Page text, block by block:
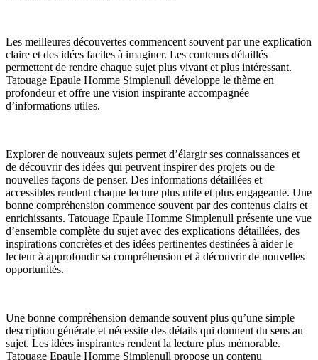
Les meilleures découvertes commencent souvent par une explication
claire et des idées faciles à imaginer. Les contenus détaillés
permettent de rendre chaque sujet plus vivant et plus intéressant.
Tatouage Epaule Homme Simplenull développe le thème en
profondeur et offre une vision inspirante accompagnée
d’informations utiles.
Explorer de nouveaux sujets permet d’élargir ses connaissances et
de découvrir des idées qui peuvent inspirer des projets ou de
nouvelles façons de penser. Des informations détaillées et
accessibles rendent chaque lecture plus utile et plus engageante. Une
bonne compréhension commence souvent par des contenus clairs et
enrichissants. Tatouage Epaule Homme Simplenull présente une vue
d’ensemble complète du sujet avec des explications détaillées, des
inspirations concrètes et des idées pertinentes destinées à aider le
lecteur à approfondir sa compréhension et à découvrir de nouvelles
opportunités.
Une bonne compréhension demande souvent plus qu’une simple
description générale et nécessite des détails qui donnent du sens au
sujet. Les idées inspirantes rendent la lecture plus mémorable.
Tatouage Epaule Homme Simplenull propose un contenu